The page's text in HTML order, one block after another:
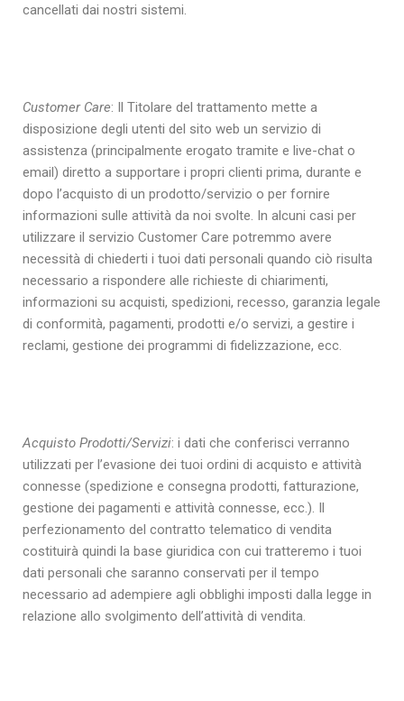
cancellati dai nostri sistemi.
Customer Care: Il Titolare del trattamento mette a
disposizione degli utenti del sito web un servizio di
assistenza (principalmente erogato tramite e live-chat o
email) diretto a supportare i propri clienti prima, durante e
dopo l’acquisto di un prodotto/servizio o per fornire
informazioni sulle attività da noi svolte. In alcuni casi per
utilizzare il servizio Customer Care potremmo avere
necessità di chiederti i tuoi dati personali quando ciò risulta
necessario a rispondere alle richieste di chiarimenti,
informazioni su acquisti, spedizioni, recesso, garanzia legale
di conformità, pagamenti, prodotti e/o servizi, a gestire i
reclami, gestione dei programmi di fidelizzazione, ecc.
Acquisto Prodotti/Servizi: i dati che conferisci verranno
utilizzati per l’evasione dei tuoi ordini di acquisto e attività
connesse (spedizione e consegna prodotti, fatturazione,
gestione dei pagamenti e attività connesse, ecc.). Il
perfezionamento del contratto telematico di vendita
costituirà quindi la base giuridica con cui tratteremo i tuoi
dati personali che saranno conservati per il tempo
necessario ad adempiere agli obblighi imposti dalla legge in
relazione allo svolgimento dell’attività di vendita.